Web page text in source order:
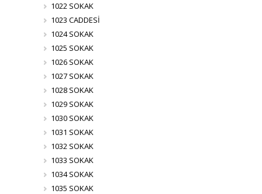
1022 SOKAK
1023 CADDESİ
1024 SOKAK
1025 SOKAK
1026 SOKAK
1027 SOKAK
1028 SOKAK
1029 SOKAK
1030 SOKAK
1031 SOKAK
1032 SOKAK
1033 SOKAK
1034 SOKAK
1035 SOKAK